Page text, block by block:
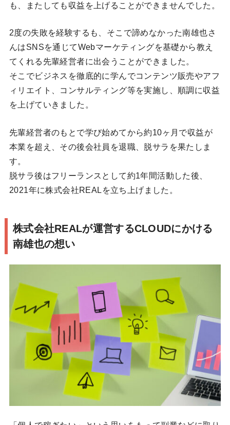
も、またしても収益を上げることができませんでした。
2度の失敗を経験するも、そこで諦めなかった南雄也さ
んはSNSを通じてWebマーケティングを基礎から教え
てくれる先輩経営者に出会うことができました。
そこでビジネスを徹底的に学んでコンテンツ販売やアフ
ィリエイト、コンサルティング等を実施し、順調に収益
を上げていきました。
先輩経営者のもとで学び始めてから約10ヶ月で収益が
本業を超え、その後会社員を退職、脱サラを果たしま
す。
脱サラ後はフリーランスとして約1年間活動した後、
2021年に株式会社REALを立ち上げました。
株式会社REALが運営するCLOUDにかける
南雄也の想い